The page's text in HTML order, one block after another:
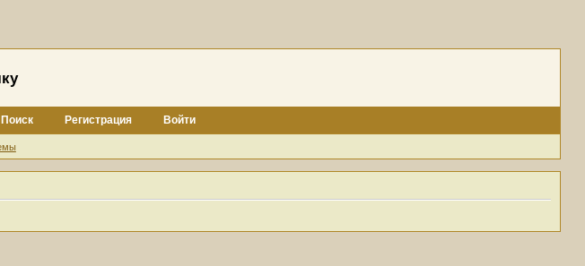
Поиск Регистрация Войти